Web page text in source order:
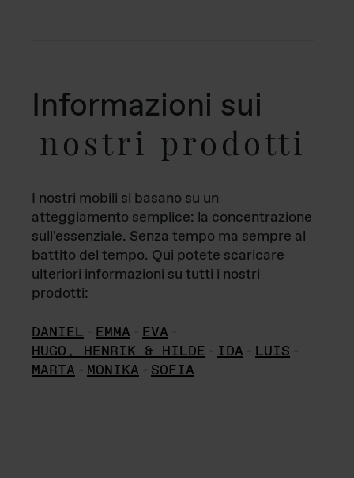
Informazioni sui
nostri prodotti
I nostri mobili si basano su un
atteggiamento semplice: la concentrazione
sull'essenziale. Senza tempo ma sempre al
battito del tempo. Qui potete scaricare
ulteriori informazioni su tutti i nostri
prodotti:
DANIEL - EMMA - EVA -
HUGO, HENRIK & HILDE - IDA - LUIS -
MARTA - MONIKA - SOFIA